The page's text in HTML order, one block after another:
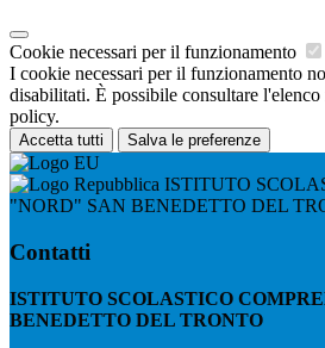
Cookie necessari per il funzionamento
I cookie necessari per il funzionamento
disabilitati. È possibile consultare
policy.
Accetta tutti Salva le preferenze
ISTITUTO
"NORD" SAN BENEDETTO DEL
Contatti
ISTITUTO SCOLASTICO
BENEDETTO DEL TRONTO